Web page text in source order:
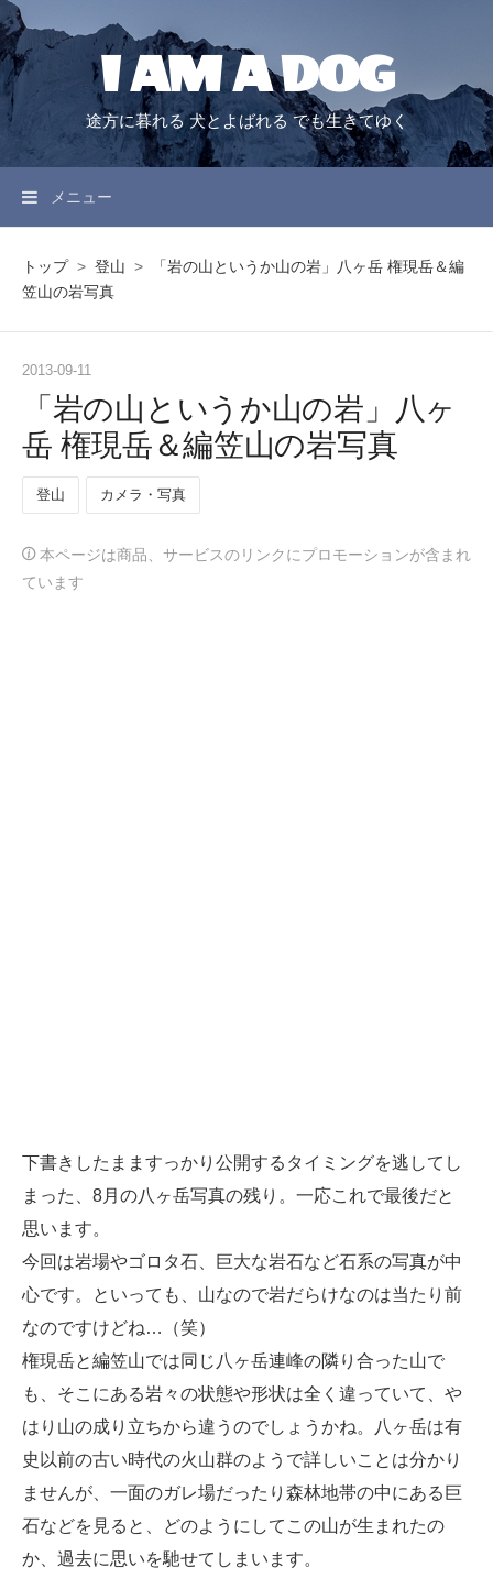
I AM A DOG
途方に暮れる 犬とよばれる でも生きてゆく
メニュー
トップ > 登山 >
「岩の山というか山の岩」八ヶ岳 権現岳＆編
笠山の岩写真
2013-09-11
「岩の山というか山の岩」八ヶ
岳 権現岳＆編笠山の岩写真
登山 カメラ・写真
本ページは商品、サービスのリンクにプロモーションが含まれ
ています
下書きしたまますっかり公開するタイミングを逃してし
まった、8月の八ヶ岳写真の残り。一応これで最後だと
思います。
今回は岩場やゴロタ石、巨大な岩石など石系の写真が中
心です。といっても、山なので岩だらけなのは当たり前
なのですけどね…（笑）
権現岳と編笠山では同じ八ヶ岳連峰の隣り合った山で
も、そこにある岩々の状態や形状は全く違っていて、や
はり山の成り立ちから違うのでしょうかね。八ヶ岳は有
史以前の古い時代の火山群のようで詳しいことは分かり
ませんが、一面のガレ場だったり森林地帯の中にある巨
石などを見ると、どのようにしてこの山が生まれたの
か、過去に思いを馳せてしまいます。